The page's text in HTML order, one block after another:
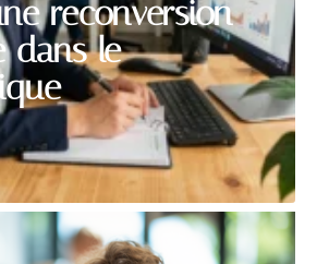
reconversion
dans le